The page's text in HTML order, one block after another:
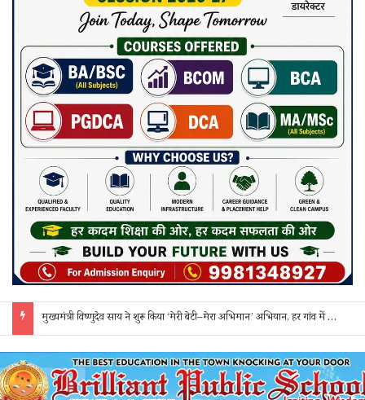
मुख्यमंत्री विष्णुदेव साय ने शुरू किया ‘मेरी बेटी–मेरा अभिमान’ अभियान, हर गांव में मुक्तिधाम और हर स्कूल में बालिका शौचालय